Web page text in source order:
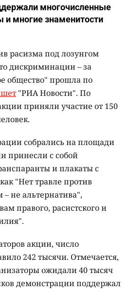
многочисленные
и многие знаменитости
расизма под лозунгом
дискриминации – за
общество" прошла по
"РИА Новости". По
приняли участие от 150
собрались на площади
принесли с собой
и плакаты с
"Нет травле против
не альтернатива",
правого, расистского и
акции, число
242 тысячи. Отмечается,
ожидали 40 тысяч
демонстрации поддержал